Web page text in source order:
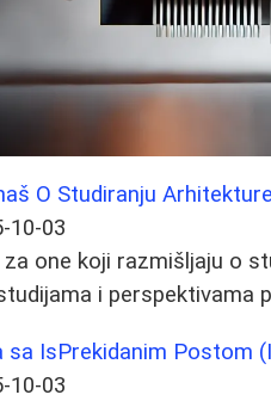
O Studiranju
10-03
za one koji razmišljaju o
i perspektivama
IsPrekidanim Postom
10-03